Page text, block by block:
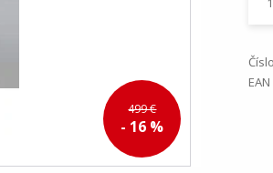
499 €
- 16 %